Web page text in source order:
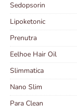
Sedopsorin
Lipoketonic
Prenutra
Eelhoe Hair Oil
Slimmatica
Nano Slim
Para Clean